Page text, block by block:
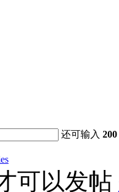
还可输入200
可以发帖